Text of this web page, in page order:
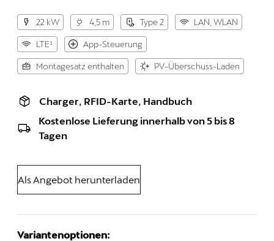
22 kW 4,5 m Type 2 LAN, WLAN
LTE¹ App-Steuerung
Montagesatz enthalten PV-Überschuss-Laden
Charger, RFID-Karte, Handbuch
Kostenlose Lieferung innerhalb von 5 bis 8
Tagen
Als Angebot herunterladen
Variantenoptionen: